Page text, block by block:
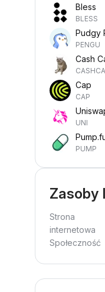
Bless
BLESS
Pudgy
PENGU
Cash
Cap
CAP
UNI
PUMP
Zasoby
Strona
internetowa
Społeczność